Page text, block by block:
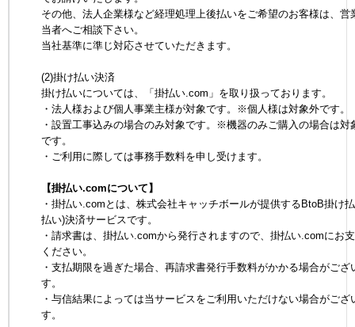
その他、法人企業様など経理処理上後払いをご希望のお客様は、営
当者へご相談下さい。
当社基準に準じ対応させていただきます。
(2)掛け払い決済
掛け払いについては、「掛払い.com」を取り扱っております。
・法人様および個人事業主様が対象です。※個人様は対象外です。
・設置工事込みの場合のみ対象です。※機器のみご購入の場合は対
です。
・ご利用に際しては事務手数料を申し受けます。
【掛払い.comについて】
・掛払い.comとは、株式会社キャッチボールが提供するBtoB掛け
払い)決済サービスです。
・請求書は、掛払い.comから発行されますので、掛払い.comにお
ください。
・支払期限を過ぎた場合、再請求書発行手数料がかかる場合がござ
す。
・与信結果によっては当サービスをご利用いただけない場合がござ
す。